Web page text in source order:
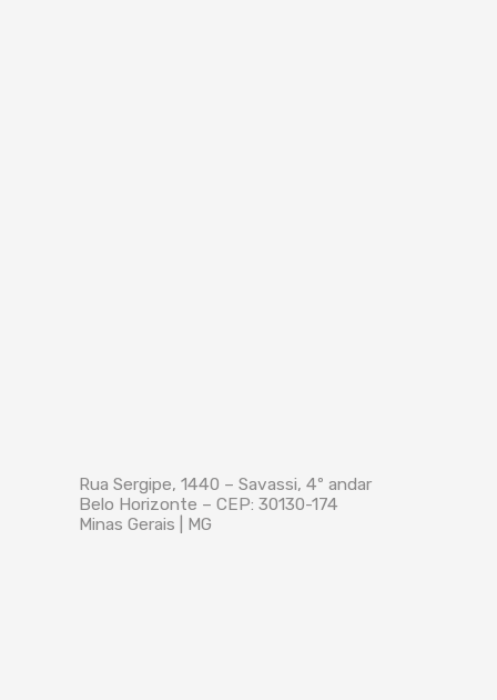
Rua Sergipe, 1440 – Savassi, 4º andar
Belo Horizonte – CEP: 30130-174
Minas Gerais | MG